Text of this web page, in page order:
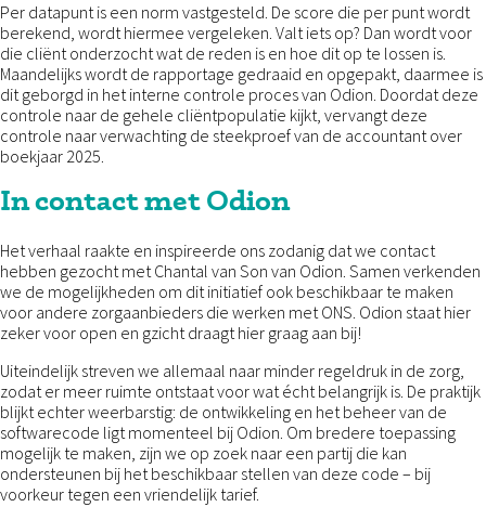
Per datapunt is een norm vastgesteld. De score die per punt wordt
berekend, wordt hiermee vergeleken. Valt iets op? Dan wordt voor
die cliënt onderzocht wat de reden is en hoe dit op te lossen is.
Maandelijks wordt de rapportage gedraaid en opgepakt, daarmee is
dit geborgd in het interne controle proces van Odion. Doordat deze
controle naar de gehele cliëntpopulatie kijkt, vervangt deze
controle naar verwachting de steekproef van de accountant over
boekjaar 2025.
In contact met Odion
Het verhaal raakte en inspireerde ons zodanig dat we contact
hebben gezocht met Chantal van Son van Odion. Samen verkenden
we de mogelijkheden om dit initiatief ook beschikbaar te maken
voor andere zorgaanbieders die werken met ONS. Odion staat hier
zeker voor open en gzicht draagt hier graag aan bij!
Uiteindelijk streven we allemaal naar minder regeldruk in de zorg,
zodat er meer ruimte ontstaat voor wat écht belangrijk is. De praktijk
blijkt echter weerbarstig: de ontwikkeling en het beheer van de
softwarecode ligt momenteel bij Odion. Om bredere toepassing
mogelijk te maken, zijn we op zoek naar een partij die kan
ondersteunen bij het beschikbaar stellen van deze code – bij
voorkeur tegen een vriendelijk tarief.